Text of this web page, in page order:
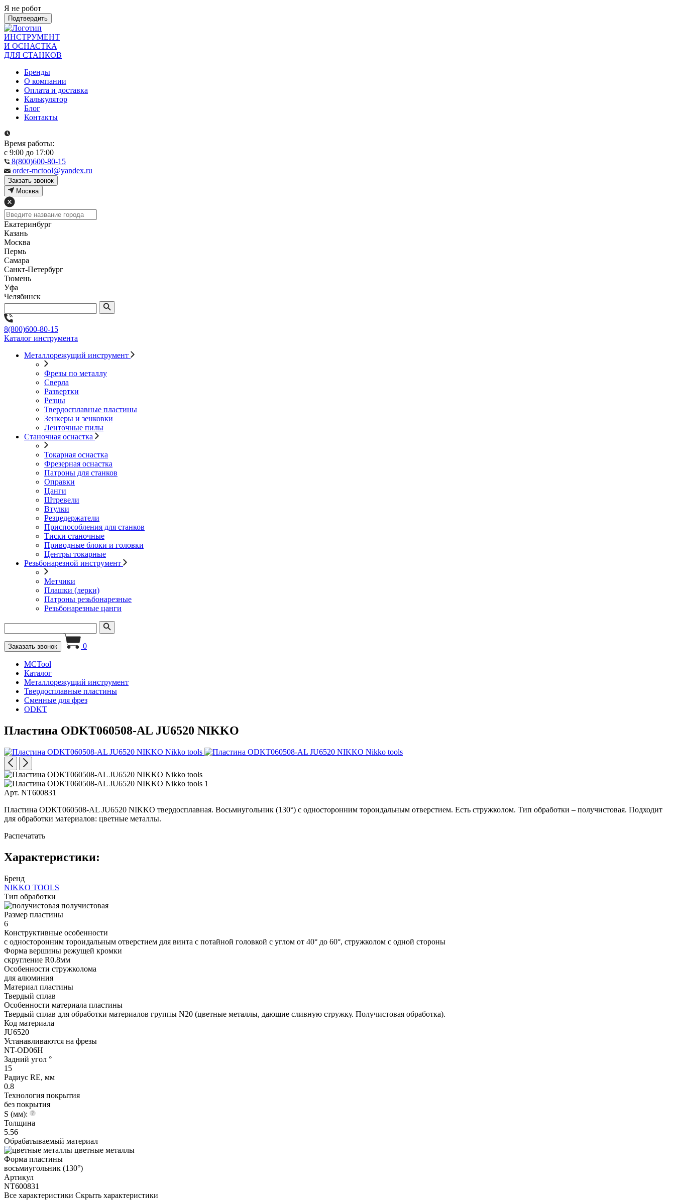
Я не робот
Подтвердить
ИНСТРУМЕНТ
И ОСНАСТКА
ДЛЯ СТАНКОВ
Бренды
О компании
Оплата и доставка
Калькулятор
Блог
Контакты
Время работы:
с 9:00 до 17:00
8(800)600-80-15
order-mctool@yandex.ru
Закзать звонок
Москва
Екатеринбург
Казань
Москва
Пермь
Самара
Санкт-Петербург
Тюмень
Уфа
Челябинск
8(800)600-80-15
Каталог инструмента
Металлорежущий инструмент
Фрезы по металлу
Сверла
Развертки
Резцы
Твердосплавные пластины
Зенкеры и зенковки
Ленточные пилы
Станочная оснастка
Токарная оснастка
Фрезерная оснастка
Патроны для станков
Оправки
Цанги
Штревели
Втулки
Резцедержатели
Приспособления для станков
Тиски станочные
Приводные блоки и головки
Центры токарные
Резьбонарезной инструмент
Метчики
Плашки (лерки)
Патроны резьбонарезные
Резьбонарезные цанги
Заказать звонок 0
MCTool
Каталог
Металлорежущий инструмент
Твердосплавные пластины
Сменные для фрез
ODKT
Пластина ODKT060508-AL JU6520 NIKKO
Арт. NT600831
Пластина ODKT060508-AL JU6520 NIKKO твердосплавная. Восьмиугольник (130°) с односторонним тороидальным отверстием. Есть стружколом. Тип обработки – получистовая. Подходит
для обработки материалов: цветные металлы.
Распечатать
Характеристики:
Бренд
NIKKO TOOLS
Тип обработки
получистовая
Размер пластины
6
Конструктивные особенности
с односторонним тороидальным отверстием для винта с потайной головкой с углом от 40° до 60°, стружколом с одной стороны
Форма вершины режущей кромки
cкругление R0.8мм
Особенности стружколома
для алюминия
Материал пластины
Твердый сплав
Особенности материала пластины
Твердый сплав для обработки материалов группы N20 (цветные металлы, дающие сливную стружку. Получистовая обработка).
Код материала
JU6520
Устанавливаются на фрезы
NT-OD06H
Задний угол °
15
Радиус RE, мм
0.8
Технология покрытия
без покрытия
S (мм):
Толщина
5.56
Обрабатываемый материал
цветные металлы
Форма пластины
восьмиугольник (130°)
Артикул
NT600831
Все характеристики Скрыть характеристики